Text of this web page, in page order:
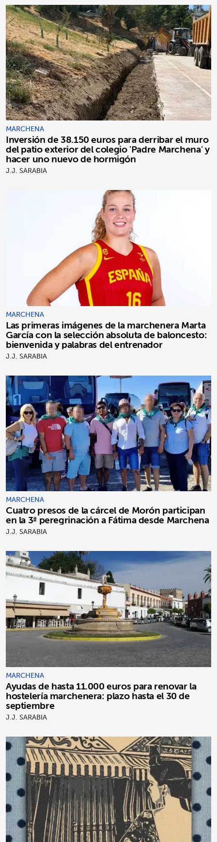
MARCHENA
Inversión de 38.150 euros para derribar el muro
del patio exterior del colegio 'Padre Marchena' y
hacer uno nuevo de hormigón
J.J. SARABIA
MARCHENA
Las primeras imágenes de la marchenera Marta
García con la selección absoluta de baloncesto:
bienvenida y palabras del entrenador
J.J. SARABIA
MARCHENA
Cuatro presos de la cárcel de Morón participan
en la 3ª peregrinación a Fátima desde Marchena
J.J. SARABIA
MARCHENA
Ayudas de hasta 11.000 euros para renovar la
hostelería marchenera: plazo hasta el 30 de
septiembre
J.J. SARABIA